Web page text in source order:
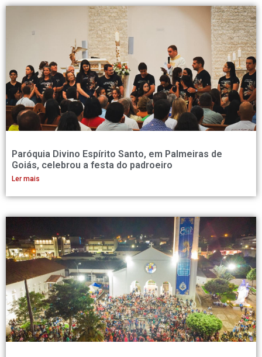
Paróquia Divino Espírito Santo, em Palmeiras de
Goiás, celebrou a festa do padroeiro
Ler mais